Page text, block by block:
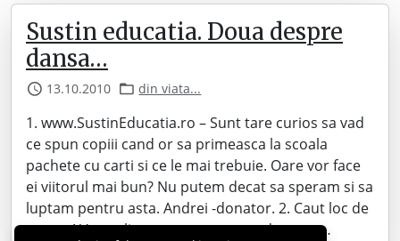
Sustin educatia. Doua despre
dansa…
13.10.2010 din viata...
1. www.SustinEducatia.ro – Sunt tare curios sa vad
ce spun copiii cand or sa primeasca la scoala
pachete cu carti si ce le mai trebuie. Oare vor face
ei viitorul mai bun? Nu putem decat sa speram si sa
luptam pentru asta. Andrei -donator. 2. Caut loc de
munca! Va explic… m-a contactat o doamna…